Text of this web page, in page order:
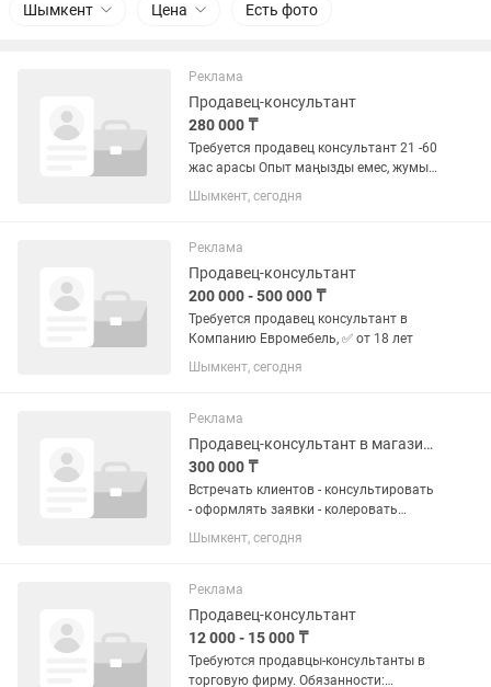
Шымкент Цена Есть фото
Реклама
Продавец-консультант
280 000 ₸
Требуется продавец консультант 21 -60
жас арасы Опыт маңызды емес, жyмыс
уйретемиз , толығырак
Шымкент, сегодня
Реклама
Продавец-консультант
200 000 - 500 000 ₸
Требуется продавец консультант в
Компанию Евромебель, ✅ от 18 лет
Шымкент, сегодня
Реклама
Продавец-консультант в магазине красок ARTEGO
300 000 ₸
Встречать клиентов - консультировать
- оформлять заявки - колеровать
краски
Шымкент, сегодня
Реклама
Продавец-консультант
12 000 - 15 000 ₸
Требуются продавцы-консультанты в
торговую фирму. Обязанности: